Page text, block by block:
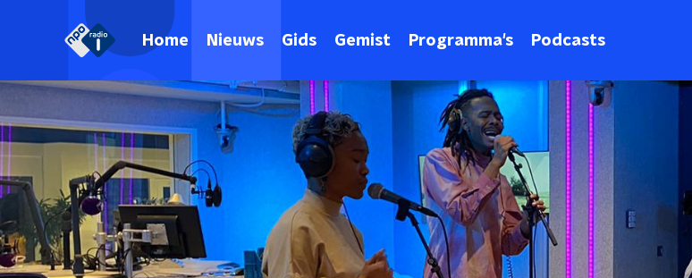
Home Nieuws Gids Gemist Programma's Podcasts